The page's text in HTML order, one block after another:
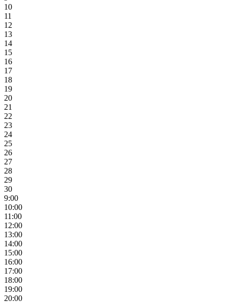
10
11
12
13
14
15
16
17
18
19
20
21
22
23
24
25
26
27
28
29
30
9:00
10:00
11:00
12:00
13:00
14:00
15:00
16:00
17:00
18:00
19:00
20:00